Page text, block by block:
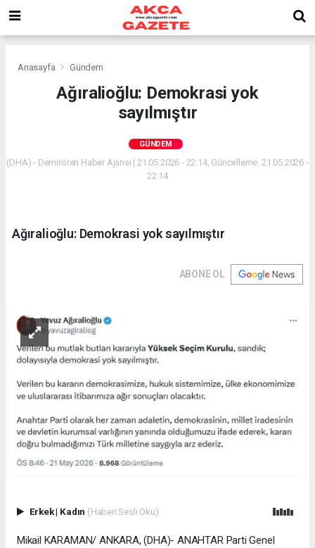
Anasayfa Gündem
Ağıralioğlu: Demokrasi yok
sayılmıştır
GÜNDEM
(DHA) - Demirören Haber Ajansı | 21.05.2026 - 22:14, Güncelleme: 21.05.2026 -
22:14
Ağıralioğlu: Demokrasi yok sayılmıştır
ABONE OL
Erkek| Kadın (Haberi Sesli Oku)
Mikail KARAMAN/ ANKARA, (DHA)- ANAHTAR Parti Genel